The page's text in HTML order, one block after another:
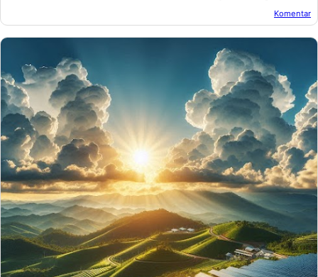
Oleh:Amnan Faza Pada:November 18, 2024